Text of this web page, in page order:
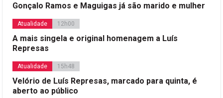
Gonçalo Ramos e Maguigas já são marido e mulher
Atualidade 12h00
A mais singela e original homenagem a Luís
Represas
Atualidade 15h48
Velório de Luís Represas, marcado para quinta, é
aberto ao público